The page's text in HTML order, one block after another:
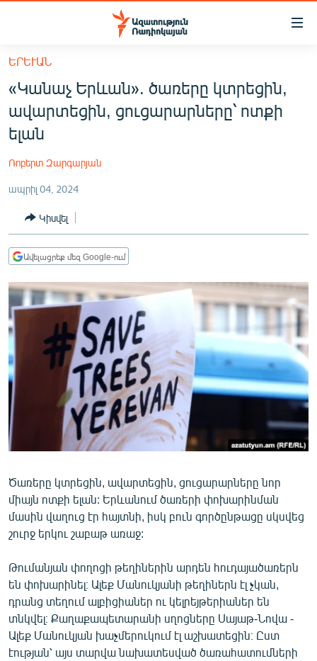
Մատչելիության
հիմնական
բովանդակությանը
Անցնել
հիմնական
մենյուին
ՀԱՅԱՍՏԱՆ
ՔԱՂԱՔԱԿԱՆ
ՏՆՏԵՍՈՒԹՅՈՒՆ
ՂԱՐԱԲԱՂ
ՏԱՐԱԾԱՇՐՋԱՆ
ՄԻՋԱԶԳԱՅԻՆ
ՄՇԱԿՈՒՅԹ
ՍՊՈՐՏ
ՄԵԿՆԱԲԱՆՈՒԹՅՈՒՆ
ՏՏ ԵՒ ԻՆՏԵՐՆԵՏ
ԱՐԽԻՎ
ՏԵՍԱՆՅՈՒԹԵՐ
ԲԱՆԱՎԵՃ
ՓՈԴՔԱՍԹ
Հայերեն
English
ԵՐԵՒԱՆ
«Կանաչ Երևան». ծառերը կտրեցին,
ավարտեցին, ցուցարարները՝ ոտքի
ելան
Ռոբերտ Զարգարյան
ապրիլ 04, 2024
Կիսվել
Ավելացրեք մեզ Google-ում
Ծառերը կտրեցին, ավարտեցին, ցուցարարները նոր
միայն ոտքի ելան: Երևանում ծառերի փոխարինման
մասին վաղուց էր հայտնի, իսկ բուն գործընթացը սկսվեց
շուրջ երկու շաբաթ առաջ:
Թումանյան փողոցի թեղիներին արդեն հուդայածառերն
են փոխարինել։ Ալեք Մանուկյանի թեղիներն էլ չկան,
դրանց տեղում ալբիցիաներ ու կելրեյթերիաներ են
տնկվել։ Քաղաքապետարանի սղոցները Սայաթ-Նովա -
Ալեք Մանուկյան խաչմերուկում էլ աշխատեցին։ Ըստ
էության՝ այս տարվա նախատեսված ծառահատումների